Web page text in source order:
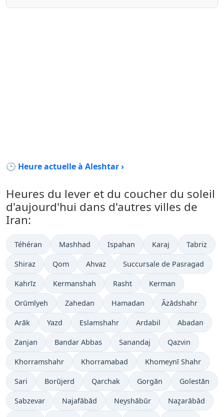
🕒 Heure actuelle à Aleshtar ›
Heures du lever et du coucher du soleil
d'aujourd'hui dans d'autres villes de
Iran:
Téhéran Mashhad Ispahan Karaj Tabriz
Shiraz Qom Ahvaz Succursale de Pasragad
Kahrīz Kermanshah Rasht Kerman
Orūmīyeh Zahedan Hamadan Āzādshahr
Arāk Yazd Eslamshahr Ardabil Abadan
Zanjan Bandar Abbas Sanandaj Qazvin
Khorramshahr Khorramabad Khomeynī Shahr
Sari Borūjerd Qarchak Gorgān Golestān
Sabzevar Najafābād Neyshābūr Naz̧arābād